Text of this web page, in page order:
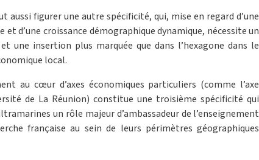
aussi figurer une autre spécificité, qui, mise en regard d’une
d’une croissance démographique dynamique, nécessite un
une insertion plus marquée que dans l’hexagone dans le
local.
au cœur d’axes économiques particuliers (comme l’axe
de La Réunion) constitue une troisième spécificité qui
un rôle majeur d’ambassadeur de l’enseignement
française au sein de leurs périmètres géographiques